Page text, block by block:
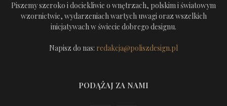
Piszemy szeroko i dociekliwie o wnętrzach, polskim i światowym
wzornictwie, wydarzeniach wartych uwagi oraz wszelkich
inicjatywach w świecie dobrego designu.
Napisz do nas: redakcja@poliszdesign.pl
PODĄŻAJ ZA NAMI